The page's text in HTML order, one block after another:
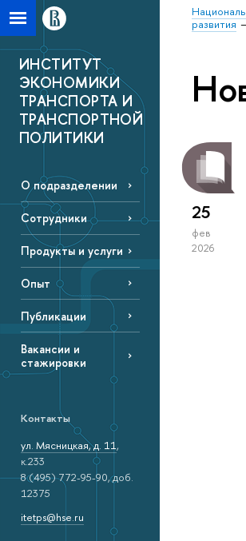
развития
ИНСТИТУТ
ЭКОНОМИКИ
ТРАНСПОРТА И
ТРАНСПОРТНОЙ
ПОЛИТИКИ
О подразделении
Сотрудники
Продукты и услуги
Опыт
Публикации
Вакансии и
стажировки
Контакты
ул. Мясницкая, д. 11,
к.233
8 (495) 772-95-90, доб.
12375
itetps@hse.ru
25
фев
2026